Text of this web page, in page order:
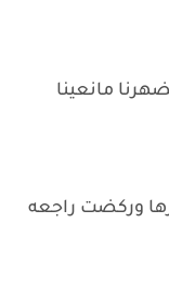
مانعينا
وركضت راجعه